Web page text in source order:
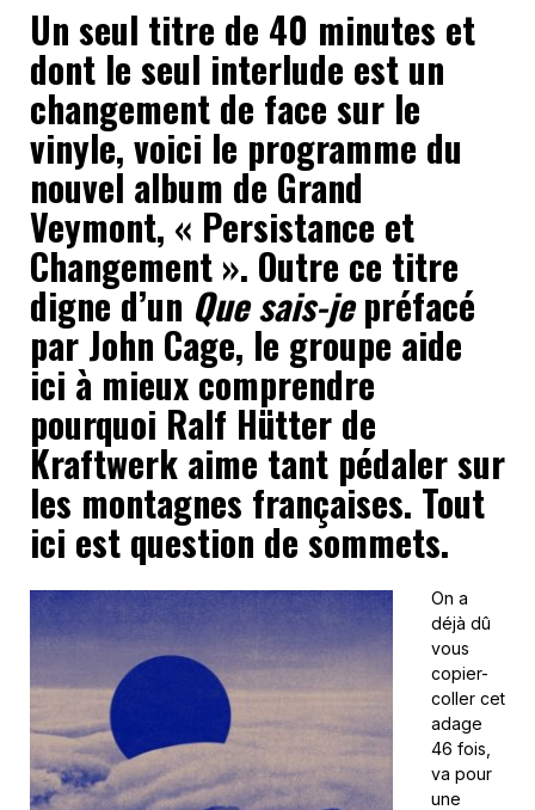
Un seul titre de 40 minutes et
dont le seul interlude est un
changement de face sur le
vinyle, voici le programme du
nouvel album de Grand
Veymont, « Persistance et
Changement ». Outre ce titre
digne d’un Que sais-jepréfacé
par John Cage, le groupe aide
ici à mieux comprendre
pourquoi Ralf Hütter de
Kraftwerk aime tant pédaler sur
les montagnes françaises. Tout
ici est question de sommets.
On a
déjà dû
vous
copier-
coller cet
adage
46 fois,
va pour
une